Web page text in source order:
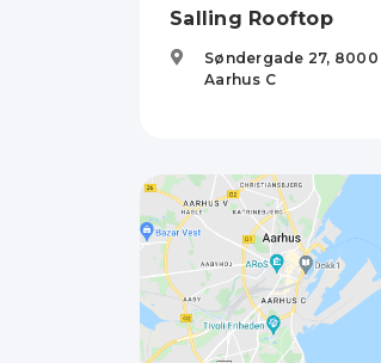
Salling Rooftop
Søndergade 27, 8000
Aarhus C